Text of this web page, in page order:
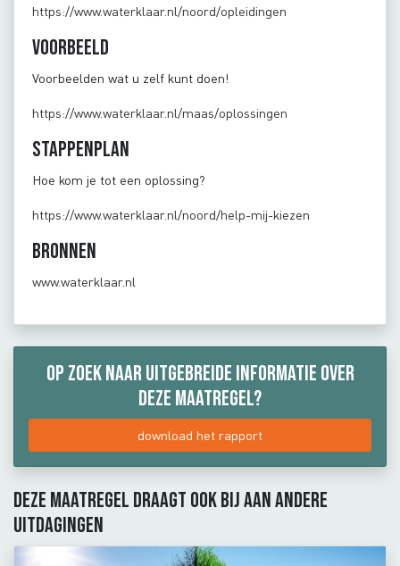
https://www.waterklaar.nl/noord/opleidingen
Voorbeeld
Voorbeelden wat u zelf kunt doen!
https://www.waterklaar.nl/maas/oplossingen
Stappenplan
Hoe kom je tot een oplossing?
https://www.waterklaar.nl/noord/help-mij-kiezen
Bronnen
www.waterklaar.nl
Op zoek naar uitgebreide informatie over
deze maatregel?
download het rapport
Deze maatregel draagt ook bij aan andere
uitdagingen